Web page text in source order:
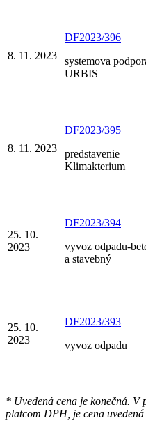
8. 11. 2023
DF2023/396
systemova
URBIS
8. 11. 2023
DF2023/395
predstavenie
Klimakterium
25. 10.
2023
DF2023/394
vyvoz odpadu-
a stavebný
25. 10.
2023
DF2023/393
vyvoz odpadu
* Uvedená cena je konečná. V
platcom DPH, je cena